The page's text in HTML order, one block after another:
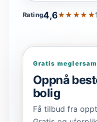
Rating4,6★★★★★
Gratis
Oppnå
bolig
Få tilbud fra